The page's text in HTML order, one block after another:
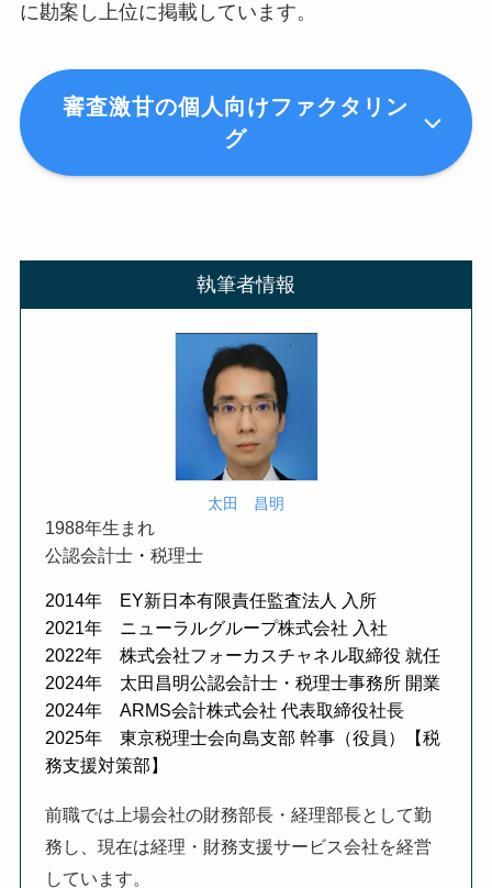
に勘案し上位に掲載しています。
審査激甘の個人向けファクタリン
グ
執筆者情報
太田 昌明
1988年生まれ
公認会計士 ・税理士
2014年 EY新日本有限責任監査法人 入所
2021年 ニューラルグループ株式会社 入社
2022年 株式会社フォーカスチャネル取締役 就任
2024年 太田昌明公認会計士・税理士事務所 開業
2024年 ARMS会計株式会社 代表取締役社長
2025年 東京税理士会向島支部 幹事（役員）【税
務支援対策部】
前職では上場会社の財務部長・経理部長として勤
務し、現在は経理・財務支援サービス会社を経営
しています。